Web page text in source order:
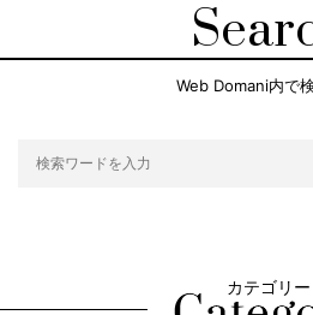
Web Domani内で
カテゴリー